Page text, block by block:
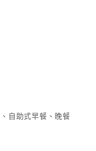
自助式早餐、晚餐